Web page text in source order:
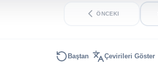
ÖNCEKI
Baştan Çevirileri Göster